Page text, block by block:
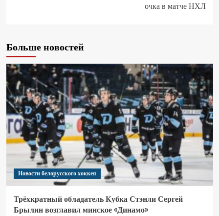
очка в матче НХЛ
Больше новостей
Новости белорусского хоккея
Трёхкратный обладатель Кубка Стэнли Сергей
Брылин возглавил минское «Динамо»